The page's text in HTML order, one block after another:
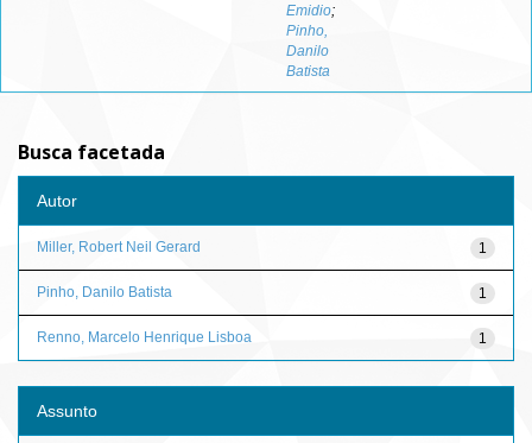
Emidio;
Pinho,
Danilo
Batista
Busca facetada
Autor
1
Miller, Robert Neil Gerard
1
Pinho, Danilo Batista
1
Renno, Marcelo Henrique Lisboa
Assunto